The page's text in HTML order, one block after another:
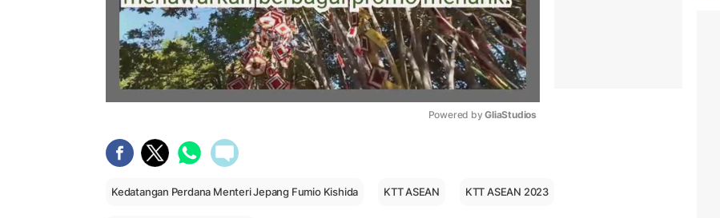
Powered by GliaStudios
Kedatangan Perdana Menteri Jepang Fumio Kishida KTT ASEAN KTT ASEAN 2023